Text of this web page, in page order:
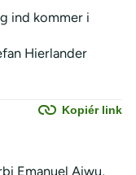
ind kommer i
Hierlander
Kopiér link
Emanuel Aiwu,